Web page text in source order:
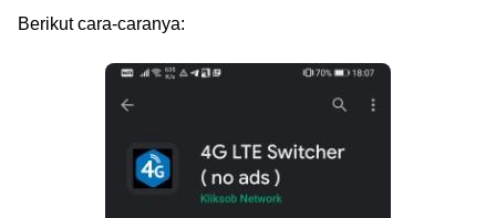
Berikut cara-caranya: